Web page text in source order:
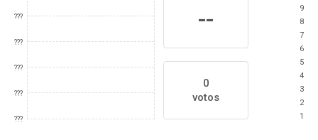
???
???
???
???
???
--
0
votos
9
8
7
6
5
4
3
2
1